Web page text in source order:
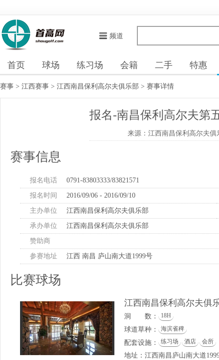
频道
首页 球场 练习场 会籍 二手 特惠
赛事 > 江西赛事 > 江西南昌保利高尔夫俱乐部 > 赛事详情
报名-南昌保利高尔夫第
来源：江西南昌保利高尔夫俱
赛事信息
报名电话 0791-83803333/83821571
报名时间 2016/09/06 - 2016/09/10
主办单位 江西南昌保利高尔夫俱乐部
承办单位 江西南昌保利高尔夫俱乐部
赞助商
参赛地址 江西 南昌 庐山南大道1999号
比赛球场
江西南昌保利高尔夫俱
洞 数： 18H
球道草种： 海滨雀稗
配套设施： 练习场 酒店 会所
地址：江西南昌庐山南大道